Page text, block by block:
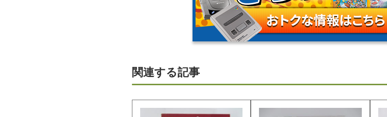
関連する記事